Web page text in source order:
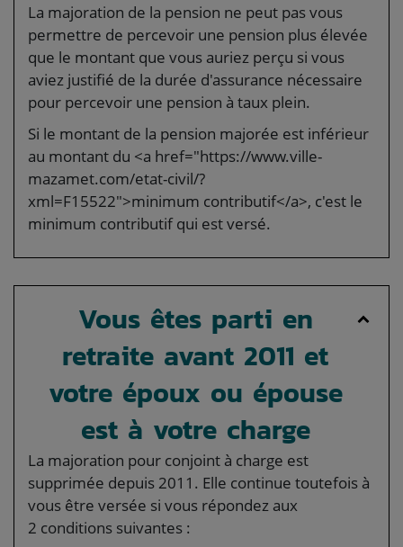
La majoration de la pension ne peut pas vous
permettre de percevoir une pension plus élevée
que le montant que vous auriez perçu si vous
aviez justifié de la durée d'assurance nécessaire
pour percevoir une pension à taux plein.
Si le montant de la pension majorée est inférieur
au montant du <a href="https://www.ville-
mazamet.com/etat-civil/?
xml=F15522">minimum contributif</a>, c'est le
minimum contributif qui est versé.
Vous êtes parti en
retraite avant 2011 et
votre époux ou épouse
est à votre charge
La majoration pour conjoint à charge est
supprimée depuis 2011. Elle continue toutefois à
vous être versée si vous répondez aux
2 conditions suivantes :